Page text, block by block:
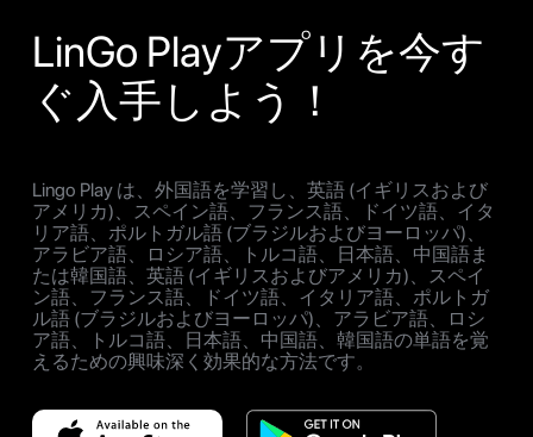
LinGo Playアプリを今す
ぐ入手しよう！
Lingo Play は、外国語を学習し、英語 (イギリスおよび
アメリカ)、スペイン語、フランス語、ドイツ語、イタ
リア語、ポルトガル語 (ブラジルおよびヨーロッパ)、
アラビア語、ロシア語、トルコ語、日本語、中国語ま
たは韓国語、英語 (イギリスおよびアメリカ)、スペイ
ン語、フランス語、ドイツ語、イタリア語、ポルトガ
ル語 (ブラジルおよびヨーロッパ)、アラビア語、ロシ
ア語、トルコ語、日本語、中国語、韓国語の単語を覚
えるための興味深く効果的な方法です。